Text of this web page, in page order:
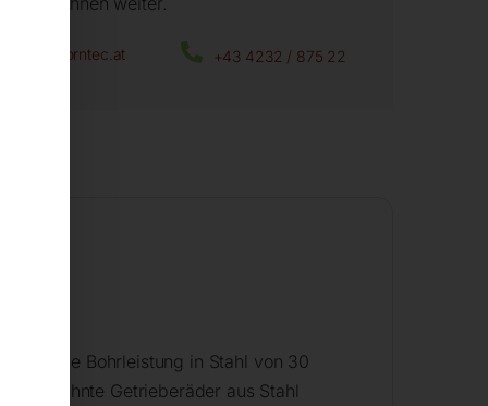
office@horntec.at +43 4232 / 875 22
hat eine Bohrleistung in Stahl von 30
Getrieberäder aus Stahl